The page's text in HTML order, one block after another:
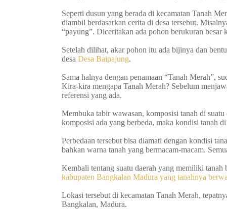
Seperti dusun yang berada di kecamatan Tanah
diambil berdasarkan cerita di desa tersebut.
“payung”. Diceritakan ada pohon berukuran besar
Setelah dilihat, akar pohon itu ada bijinya dan
desa Desa Baipajung.
Sama halnya dengan penamaan “Tanah Merah”,
Kira-kira mengapa Tanah Merah? Sebelum
referensi yang ada.
Membuka tabir wawasan, komposisi tanah di
komposisi ada yang berbeda, maka kondisi tanah
Perbedaan tersebut bisa diamati dengan kondisi
bahkan warna tanah yang bermacam-macam.
Kembali tentang suatu daerah yang memiliki
kabupaten Bangkalan Madura yang tanahnya
Lokasi tersebut di kecamatan Tanah Merah,
Bangkalan, Madura.